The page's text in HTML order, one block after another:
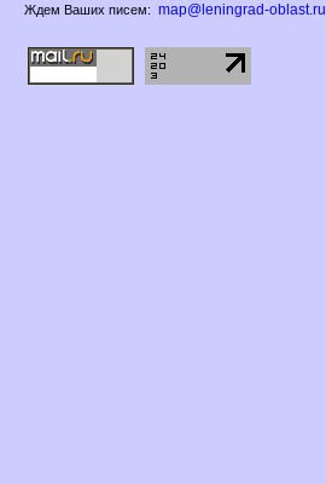
Ждем Ваших писем: map@leningrad-oblast.ru